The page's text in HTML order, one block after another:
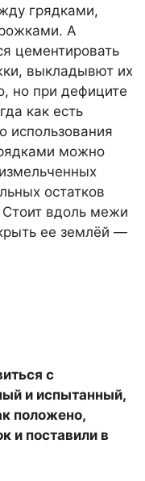
грядками,
А
цементировать
выкладывют их
но при дефиците
как есть
использования
можно
остатков
Стоит вдоль межи
ее землёй —
с
и испытанный,
положено,
и поставили в